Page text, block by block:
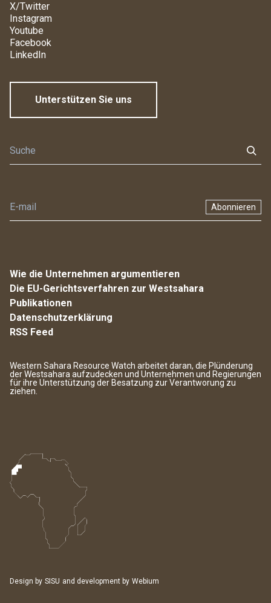
X/Twitter
Instagram
Youtube
Facebook
LinkedIn
Unterstützen Sie uns
Abonnieren
Wie die Unternehmen argumentieren
Die EU-Gerichtsverfahren zur Westsahara
Publikationen
Datenschutzerklärung
RSS Feed
Western Sahara Resource Watch arbeitet daran, die Plünderung
der Westsahara aufzudecken und Unternehmen und Regierungen
für ihre Unterstützung der Besatzung zur Verantworung zu
ziehen.
Design by SISU and development by Webium